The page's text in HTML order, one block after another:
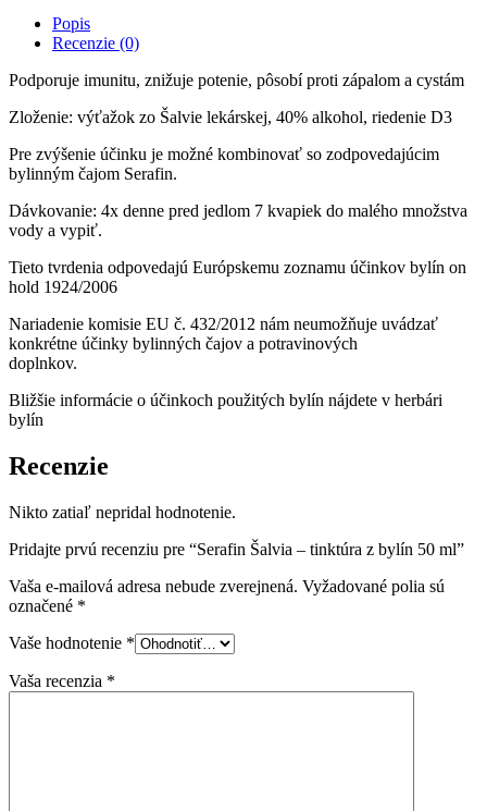
Popis
Recenzie (0)
Podporuje imunitu, znižuje potenie, pôsobí proti zápalom a cystám
Zloženie: výťažok zo Šalvie lekárskej, 40% alkohol, riedenie D3
Pre zvýšenie účinku je možné kombinovať so zodpovedajúcim
bylinným čajom Serafin.
Dávkovanie: 4x denne pred jedlom 7 kvapiek do malého množstva
vody a vypiť.
Tieto tvrdenia odpovedajú Európskemu zoznamu účinkov bylín on
hold 1924/2006
Nariadenie komisie EU č. 432/2012 nám neumožňuje uvádzať
konkrétne účinky bylinných čajov a potravinových
doplnkov.
Bližšie informácie o účinkoch použitých bylín nájdete v herbári
bylín
Recenzie
Nikto zatiaľ nepridal hodnotenie.
Pridajte prvú recenziu pre “Serafin Šalvia – tinktúra z bylín 50 ml”
Vaša e-mailová adresa nebude zverejnená. Vyžadované polia sú
označené *
Vaše hodnotenie *
Vaša recenzia *